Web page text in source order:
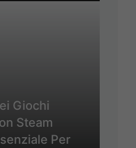
Giochi
Steam
Per